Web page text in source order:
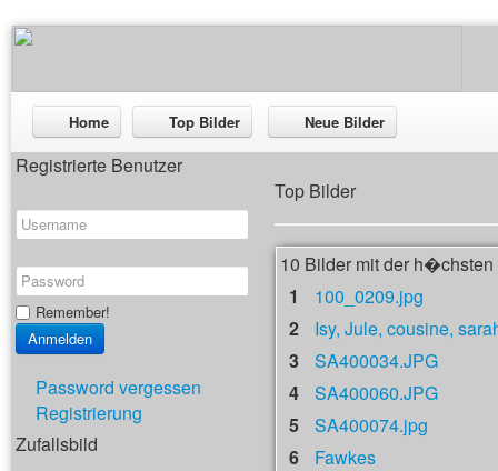
Home Top Bilder Neue Bilder
Registrierte Benutzer
Remember!
Password vergessen
Registrierung
Zufallsbild
Top Bilder
10 Bilder mit der
1
100_0209.jpg
2
Isy, Jule, cousine,
3
SA400034.JPG
4
SA400060.JPG
5
SA400074.jpg
6
Fawkes